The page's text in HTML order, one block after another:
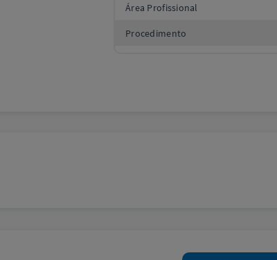
Área Profissional
Procedimento